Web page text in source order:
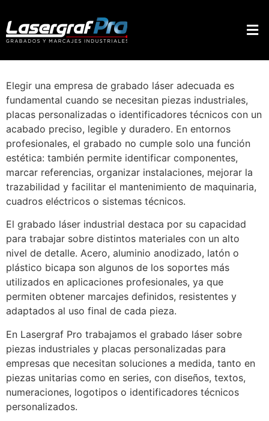
Elegir una empresa de grabado láser adecuada es
fundamental cuando se necesitan piezas industriales,
placas personalizadas o identificadores técnicos con un
acabado preciso, legible y duradero. En entornos
profesionales, el grabado no cumple solo una función
estética: también permite identificar componentes,
marcar referencias, organizar instalaciones, mejorar la
trazabilidad y facilitar el mantenimiento de maquinaria,
cuadros eléctricos o sistemas técnicos.
El grabado láser industrial destaca por su capacidad
para trabajar sobre distintos materiales con un alto
nivel de detalle. Acero, aluminio anodizado, latón o
plástico bicapa son algunos de los soportes más
utilizados en aplicaciones profesionales, ya que
permiten obtener marcajes definidos, resistentes y
adaptados al uso final de cada pieza.
En Lasergraf Pro trabajamos el grabado láser sobre
piezas industriales y placas personalizadas para
empresas que necesitan soluciones a medida, tanto en
piezas unitarias como en series, con diseños, textos,
numeraciones, logotipos o identificadores técnicos
personalizados.